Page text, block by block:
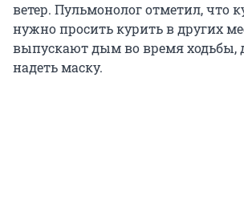
ветер. Пульмонолог отметил, что
нужно просить курить в других
выпускают дым во время ходьбы,
надеть маску.